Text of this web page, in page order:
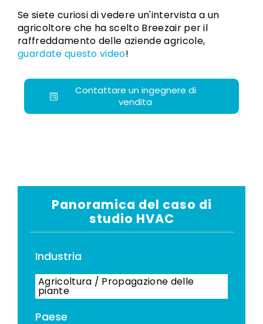
Se siete curiosi di vedere un'intervista a un
agricoltore che ha scelto Breezair per il
raffreddamento delle aziende agricole,
guardate questo video!
Contattare un ingegnere di
vendita
Panoramica del caso di
studio HVAC
Industria
Agricoltura / Propagazione delle
piante
Paese